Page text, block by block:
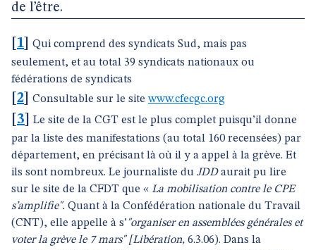
de l’être.
1
Qui comprend des syndicats Sud, mais pas
seulement, et au total 39 syndicats nationaux ou
fédérations de syndicats
2 Consultable sur le sitewww.cfecgc.org
3
Le site de la CGT est le plus complet puisqu’il donne
par la liste des manifestations (au total 160 recensées) par
département, en précisant là où il y a appel à la grève. Et
ils sont nombreux. Le journaliste du JDDaurait pu lire
sur le site de la CFDT que « La mobilisation contre le CPE
s’amplifie". Quant à la Confédération nationale du Travail
(CNT), elle appelle à s’ "organiser en assemblées générales et
voter la grève le 7 mars" [Libération, 6.3.06). Dans la